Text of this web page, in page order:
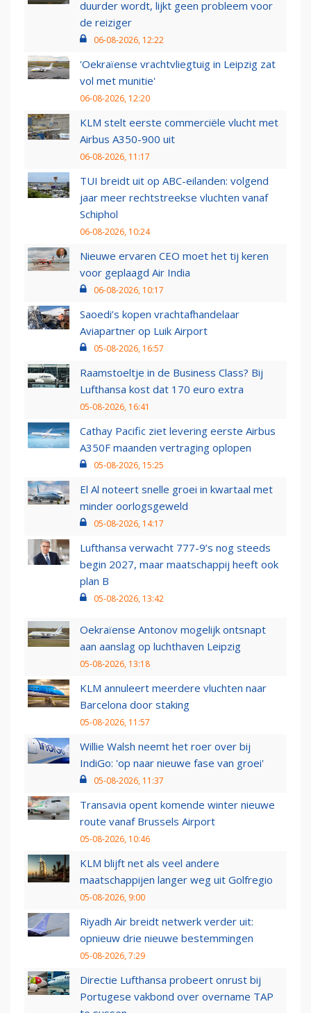
duurder wordt, lijkt geen probleem voor
de reiziger
06-08-2026, 12:22
'Oekraïense vrachtvliegtuig in Leipzig zat
vol met munitie'
06-08-2026, 12:20
KLM stelt eerste commerciële vlucht met
Airbus A350-900 uit
06-08-2026, 11:17
TUI breidt uit op ABC-eilanden: volgend
jaar meer rechtstreekse vluchten vanaf
Schiphol
06-08-2026, 10:24
Nieuwe ervaren CEO moet het tij keren
voor geplaagd Air India
06-08-2026, 10:17
Saoedi’s kopen vrachtafhandelaar
Aviapartner op Luik Airport
05-08-2026, 16:57
Raamstoeltje in de Business Class? Bij
Lufthansa kost dat 170 euro extra
05-08-2026, 16:41
Cathay Pacific ziet levering eerste Airbus
A350F maanden vertraging oplopen
05-08-2026, 15:25
El Al noteert snelle groei in kwartaal met
minder oorlogsgeweld
05-08-2026, 14:17
Lufthansa verwacht 777-9’s nog steeds
begin 2027, maar maatschappij heeft ook
plan B
05-08-2026, 13:42
Oekraïense Antonov mogelijk ontsnapt
aan aanslag op luchthaven Leipzig
05-08-2026, 13:18
KLM annuleert meerdere vluchten naar
Barcelona door staking
05-08-2026, 11:57
Willie Walsh neemt het roer over bij
IndiGo: 'op naar nieuwe fase van groei'
05-08-2026, 11:37
Transavia opent komende winter nieuwe
route vanaf Brussels Airport
05-08-2026, 10:46
KLM blijft net als veel andere
maatschappijen langer weg uit Golfregio
05-08-2026, 9:00
Riyadh Air breidt netwerk verder uit:
opnieuw drie nieuwe bestemmingen
05-08-2026, 7:29
Directie Lufthansa probeert onrust bij
Portugese vakbond over overname TAP